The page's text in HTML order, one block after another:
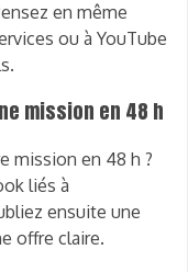
en même
ou à YouTube
mission en 48 h
mission en 48 h ?
liés à
ensuite une
offre claire.